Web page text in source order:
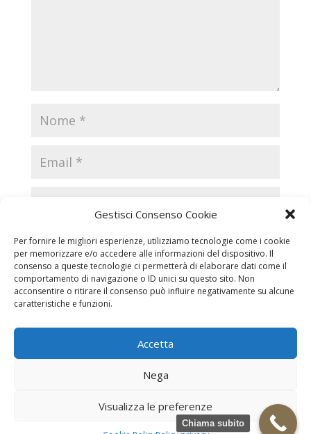
Gestisci Consenso Cookie
Per fornire le migliori esperienze, utilizziamo tecnologie come i cookie
per memorizzare e/o accedere alle informazioni del dispositivo. Il
consenso a queste tecnologie ci permetterà di elaborare dati come il
comportamento di navigazione o ID unici su questo sito. Non
acconsentire o ritirare il consenso può influire negativamente su alcune
caratteristiche e funzioni.
Accetta
Nega
Visualizza le preferenze
Necrologi Casale Monferrato
Necrologi Piemonte
Realizzazione grafica e Copyright © zeropensieri local web -
Chiama subito